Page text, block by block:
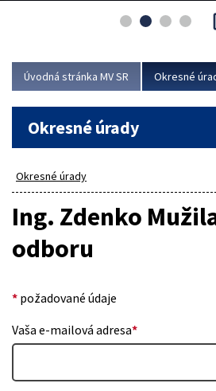
asociácie poisťovní (SLASPO) a
Viac
Úvodná stránka MV SR Okresné
Okresné úrady
Okresné úrady
Ing. Zdenko
odboru
* požadované údaje
Vaša e-mailová adresa*